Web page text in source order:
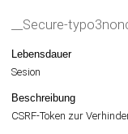
__Secure-
Lebensdauer
Sesion
Beschreibung
CSRF-Token zur